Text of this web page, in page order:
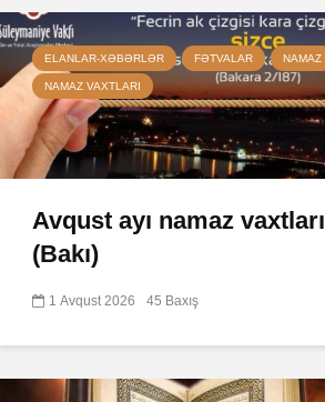
ELANLAR-XƏBƏRLƏR FƏTVALAR NAMAZ
NAMAZ VAXTLARI
Avqust ayı namaz vaxtları
(Bakı)
1 Avqust 2026 45 Baxış